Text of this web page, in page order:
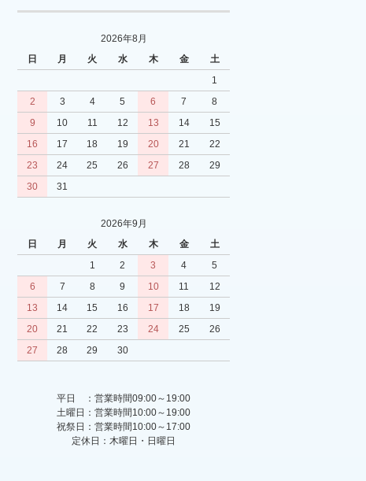
2026年8月
日
月 火 水 木 金
土
1
2
3 4 5 6 7
8
9
10 11 12 13 14
15
16
17 18 19 20 21
22
23
24 25 26 27 28
29
30
31
2026年9月
日
月 火 水 木 金
土
1
2 3 4
5
6
7 8 9 10 11
12
13
14 15 16 17 18
19
20
21 22 23 24 25
26
27
28 29 30
平日 ：営業時間09:00～19:00
土曜日：営業時間10:00～19:00
祝祭日：営業時間10:00～17:00
定休日：木曜日・日曜日